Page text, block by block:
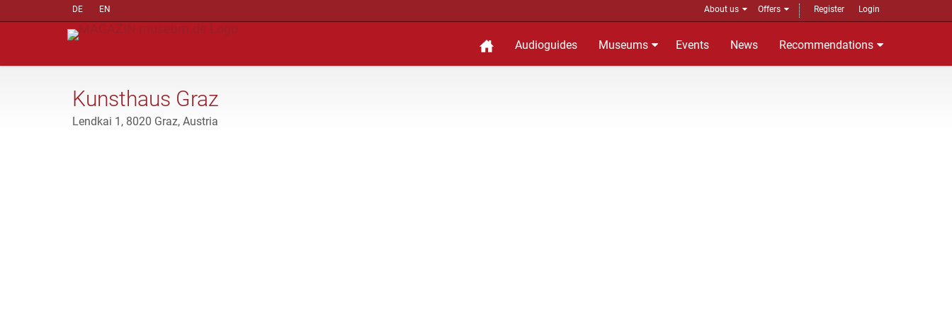
DE EN About us Offers Register Login
Audioguides Museums Events News Recommendations
Kunsthaus Graz
Lendkai 1, 8020 Graz, Austria